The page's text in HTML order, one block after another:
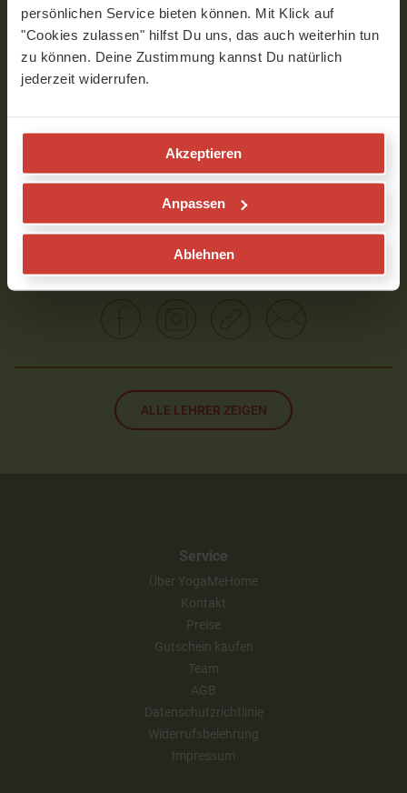
persönlichen Service bieten können. Mit Klick auf
"Cookies zulassen" hilfst Du uns, das auch weiterhin tun
zu können. Deine Zustimmung kannst Du natürlich
jederzeit widerrufen.
Akzeptieren
Anpassen
Ablehnen
0
5
seconds
VIDEOS MIT SANDRA TISSALI
Folge Sandra Tissali
ALLE LEHRER ZEIGEN
Service
Über YogaMeHome
Kontakt
Preise
Gutschein kaufen
Team
AGB
Datenschutzrichtlinie
Widerrufsbelehrung
Impressum